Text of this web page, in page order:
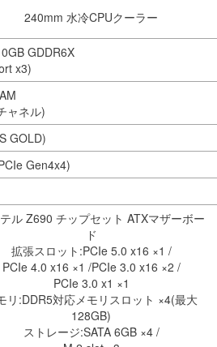
240mm 水冷CPUクーラー
GDDR6X
x3)
ャネル)
GOLD)
Gen4x4)
ル Z690 チップセット ATXマザーボー
ド
拡張スロット:PCIe 5.0 x16 ×1 /
PCIe 4.0 x16 ×1 /PCIe 3.0 x16 ×2 /
PCIe 3.0 x1 ×1
リ:DDR5対応メモリスロット ×4(最大
128GB)
ストレージ:SATA 6GB ×4 /